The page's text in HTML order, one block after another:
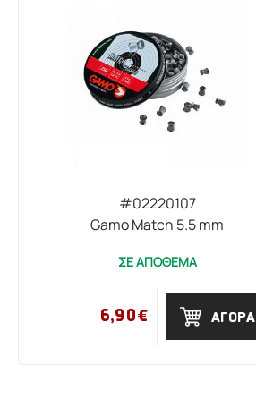
#02220107
Gamo Match 5.5 mm
ΣΕ ΑΠΟΘΕΜΑ
6,90€ ΑΓΟΡΑ